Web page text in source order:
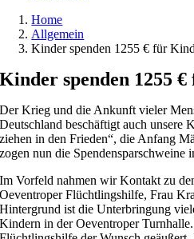
Home
Allgemein
Kinder spenden 1255 € für
Kinder spenden 1255
Der Krieg und die Ankunft vieler
Deutschland beschäftigt auch unsere
ziehen in den Frieden“, die Anfang
zogen nun die Spendensparschweine
Im Vorfeld nahmen wir Kontakt zu
Oeventroper Flüchtlingshilfe, Frau
Hintergrund ist die Unterbringung
Kindern in der Oeventroper